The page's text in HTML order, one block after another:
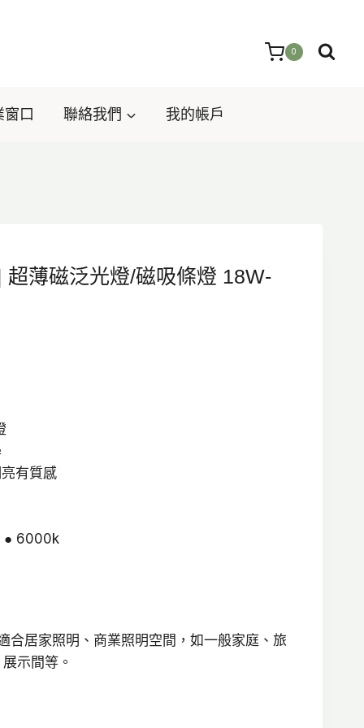
0
窗口 聯絡我們 我的帳戶
超薄磁泛光燈/磁吸條燈 18W-
。
有質感
● 6000k
合居家照明、商業照明空間，如一般家庭、旅
示間等。